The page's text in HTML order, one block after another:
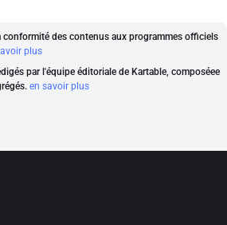
conformité des contenus aux programmes officiels
plus
par l'équipe éditoriale de Kartable, composéee
en savoir plus